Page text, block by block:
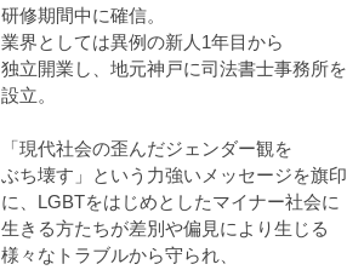
研修期間中に確信。
業界としては異例の新人1年目から
独立開業し、地元神戸に司法書士事務所を
設立。
「現代社会の歪んだジェンダー観を
ぶち壊す」という力強いメッセージを旗印
に、LGBTをはじめとしたマイナー社会に
生きる方たちが差別や偏見により生じる
様々なトラブルから守られ、